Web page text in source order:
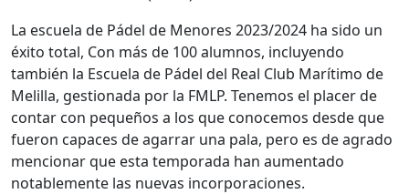
La escuela de Pádel de Menores 2023/2024 ha sido un
éxito total, Con más de 100 alumnos, incluyendo
también la Escuela de Pádel del Real Club Marítimo de
Melilla, gestionada por la FMLP. Tenemos el placer de
contar con pequeños a los que conocemos desde que
fueron capaces de agarrar una pala, pero es de agrado
mencionar que esta temporada han aumentado
notablemente las nuevas incorporaciones.